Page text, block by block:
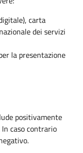
carta
dei servizi
la presentazione
positivamente
caso contrario